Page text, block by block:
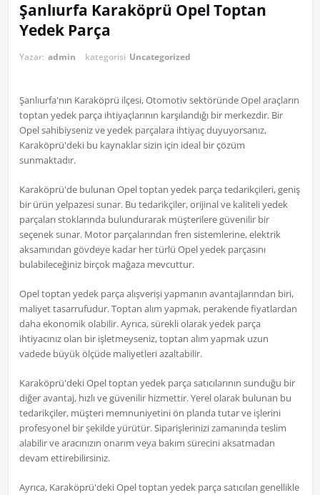
Şanlıurfa Karaköprü Opel Toptan
Yedek Parça
Yazar: admin kategorisi Uncategorized
Şanlıurfa'nın Karaköprü ilçesi, Otomotiv sektöründe Opel araçların
toptan yedek parça ihtiyaçlarının karşılandığı bir merkezdir. Bir
Opel sahibiyseniz ve yedek parçalara ihtiyaç duyuyorsanız,
Karaköprü'deki bu kaynaklar sizin için ideal bir çözüm
sunmaktadır.
Karaköprü'de bulunan Opel toptan yedek parça tedarikçileri, geniş
bir ürün yelpazesi sunar. Bu tedarikçiler, orijinal ve kaliteli yedek
parçaları stoklarında bulundurarak müşterilere güvenilir bir
seçenek sunar. Motor parçalarından fren sistemlerine, elektrik
aksamından gövdeye kadar her türlü Opel yedek parçasını
bulabileceğiniz birçok mağaza mevcuttur.
Opel toptan yedek parça alışverişi yapmanın avantajlarından biri,
maliyet tasarrufudur. Toptan alım yapmak, perakende fiyatlardan
daha ekonomik olabilir. Ayrıca, sürekli olarak yedek parça
ihtiyacınız olan bir işletmeyseniz, toptan alım yapmak uzun
vadede büyük ölçüde maliyetleri azaltabilir.
Karaköprü'deki Opel toptan yedek parça satıcılarının sunduğu bir
diğer avantaj, hızlı ve güvenilir hizmettir. Yerel olarak bulunan bu
tedarikçiler, müşteri memnuniyetini ön planda tutar ve işlerini
profesyonel bir şekilde yürütür. Siparişlerinizi zamanında teslim
alabilir ve aracınızın onarım veya bakım sürecini aksatmadan
devam ettirebilirsiniz.
Ayrıca, Karaköprü'deki Opel toptan yedek parça satıcıları genellikle